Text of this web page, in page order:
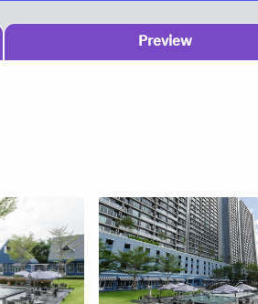
Preview